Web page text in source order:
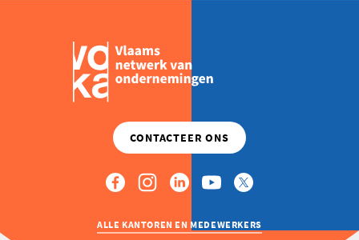
ALLE KANTOREN EN MEDEWERKERS